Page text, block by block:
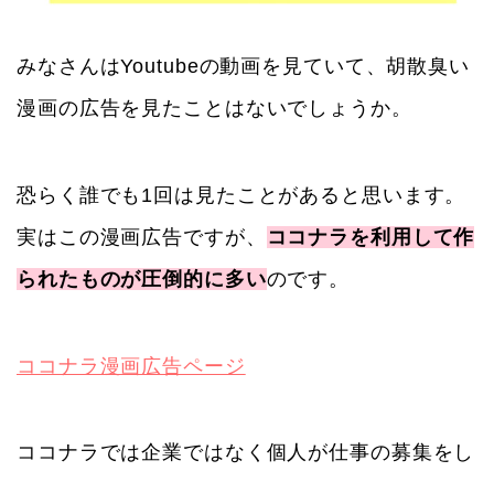
みなさんはYoutubeの動画を見ていて、胡散臭い
漫画の広告を見たことはないでしょうか。
恐らく誰でも1回は見たことがあると思います。
実はこの漫画広告ですが、
ココナラを利用して作
られたものが圧倒的に多いのです。
ココナラ漫画広告ページ
ココナラでは企業ではなく個人が仕事の募集をし